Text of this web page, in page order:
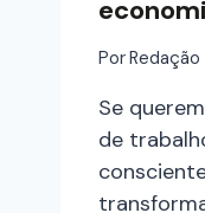
PorRedação
Se
de